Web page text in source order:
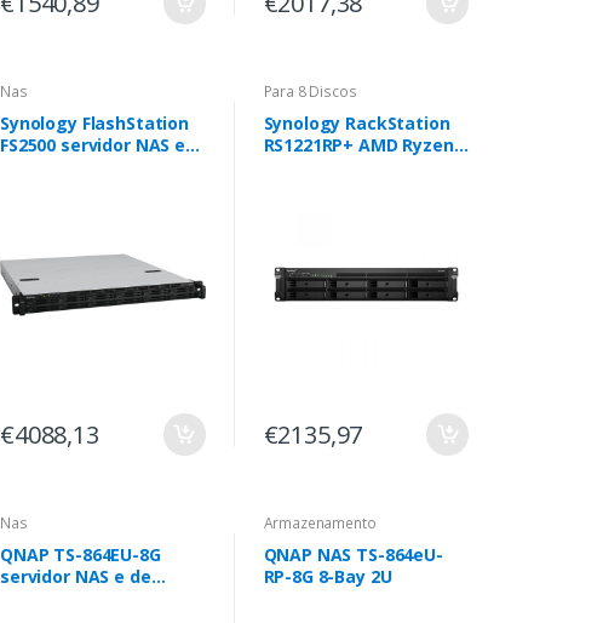
Nas
Synology FlashStation
FS2500 servidor NAS e
€4088,13
Para 8 Discos
Synology RackStation
RS1221RP+ AMD Ryzen
€2135,97
Nas
QNAP TS-864EU-8G
servidor NAS e de
Armazenamento
QNAP NAS TS-864eU-
RP-8G 8-Bay 2U